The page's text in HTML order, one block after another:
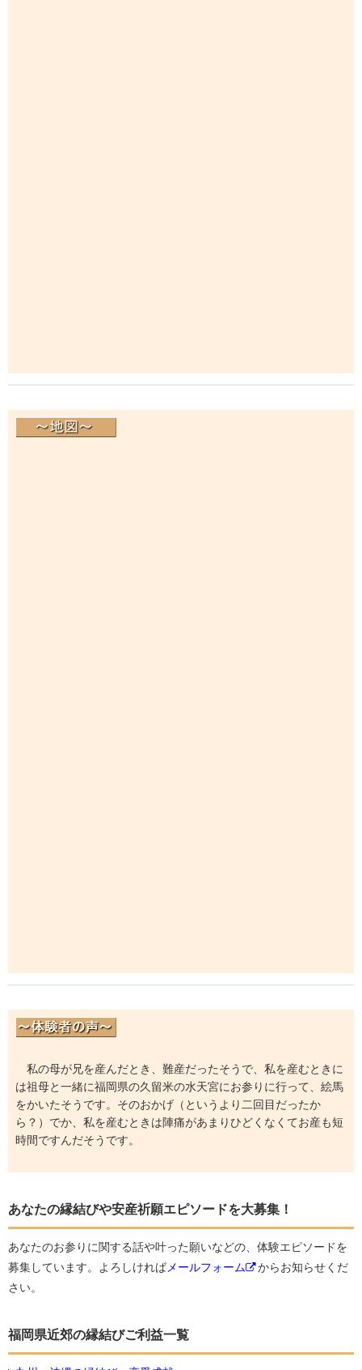
私の母が兄を産んだとき、難産だったそうで、私を産むときに
は祖母と一緒に福岡県の久留米の水天宮にお参りに行って、絵馬
をかいたそうです。そのおかげ（というより二回目だったか
ら？）でか、私を産むときは陣痛があまりひどくなくてお産も短
時間ですんだそうです。
あなたの縁結びや安産祈願エピソードを大募集！
あなたのお参りに関する話や叶った願いなどの、体験エピソードを
募集しています。よろしければ メールフォーム
からお知らせくだ
さい。
福岡県近郊の縁結びご利益一覧